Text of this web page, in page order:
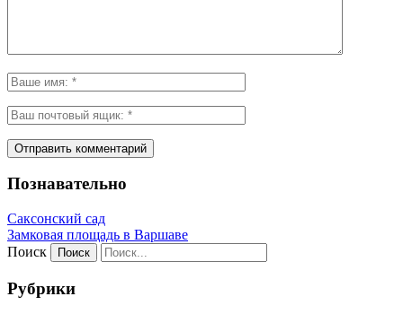
Познавательно
Саксонский сад
Замковая площадь в Варшаве
Поиск
Рубрики